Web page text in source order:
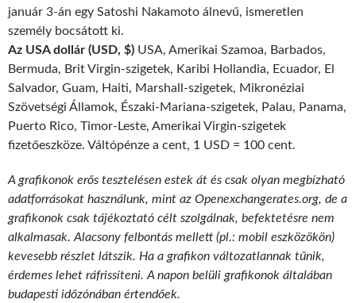
január 3-án egy Satoshi Nakamoto álnevű, ismeretlen
személy bocsátott ki.
Az USA dollár (USD, $) USA, Amerikai Szamoa, Barbados,
Bermuda, Brit Virgin-szigetek, Karibi Hollandia, Ecuador, El
Salvador, Guam, Haiti, Marshall-szigetek, Mikronéziai
Szövetségi Államok, Északi-Mariana-szigetek, Palau, Panama,
Puerto Rico, Timor-Leste, Amerikai Virgin-szigetek
fizetőeszköze. Váltópénze a cent, 1 USD = 100 cent.
A grafikonok erős tesztelésen estek át és csak olyan megbízható
adatforrásokat használunk, mint az Openexchangerates.org, de a
grafikonok csak tájékoztató célt szolgálnak, befektetésre nem
alkalmasak. Alacsony felbontás mellett (pl.: mobil eszközökön)
kevesebb részlet látszik. Ha a grafikon változatlannak tűnik,
érdemes lehet ráfrissíteni. A napon belüli grafikonok általában
budapesti időzónában értendőek.